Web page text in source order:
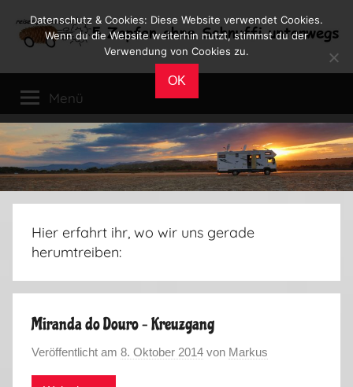
Inhalt
Reiseblog
Leben
im
Wohnmobil
Menü
Hier erfahrt ihr, wo wir uns gerade
herumtreiben:
Miranda do Douro – Kreuzgang
Veröffentlicht am 8. Oktober 2014 von Markus
Datenschutz & Cookies: Diese Website verwendet Cookies.
Wenn du die Website weiterhin nutzt, stimmst du der
Verwendung von Cookies zu.
OK